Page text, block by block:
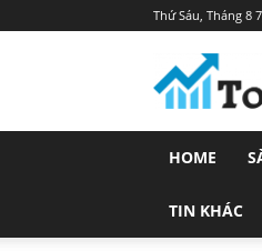
Thứ Sáu, Tháng 8
HOME
TIN KHÁC